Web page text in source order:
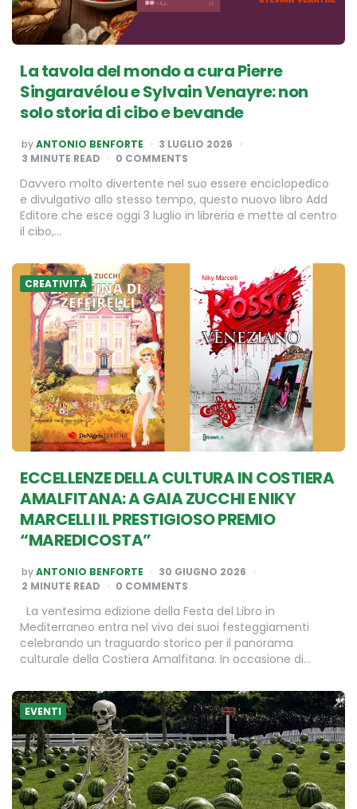
La tavola del mondo a cura Pierre
Singaravélou e Sylvain Venayre: non
solo storia di cibo e bevande
POSTED
BY
byANTONIO BENFORTE
3 LUGLIO 2026
3 MINUTE READ 0 COMMENTS
Davvero molto divertente nel suo essere enciclopedico
e divulgativo allo stesso tempo, questo nuovo libro Add
Editore che esce oggi 3 luglio in libreria e mette al centro
il cibo,…
CREATIVITÀ
ECCELLENZE DELLA CULTURA IN COSTIERA
AMALFITANA: A GAIA ZUCCHI E NIKY
MARCELLI IL PRESTIGIOSO PREMIO
“MAREDICOSTA”
POSTED
BY
byANTONIO BENFORTE
30 GIUGNO 2026
2 MINUTE READ 0 COMMENTS
La ventesima edizione della Festa del Libro in
Mediterraneo entra nel vivo dei suoi festeggiamenti
celebrando un traguardo storico per il panorama
culturale della Costiera Amalfitana. In occasione di…
EVENTI